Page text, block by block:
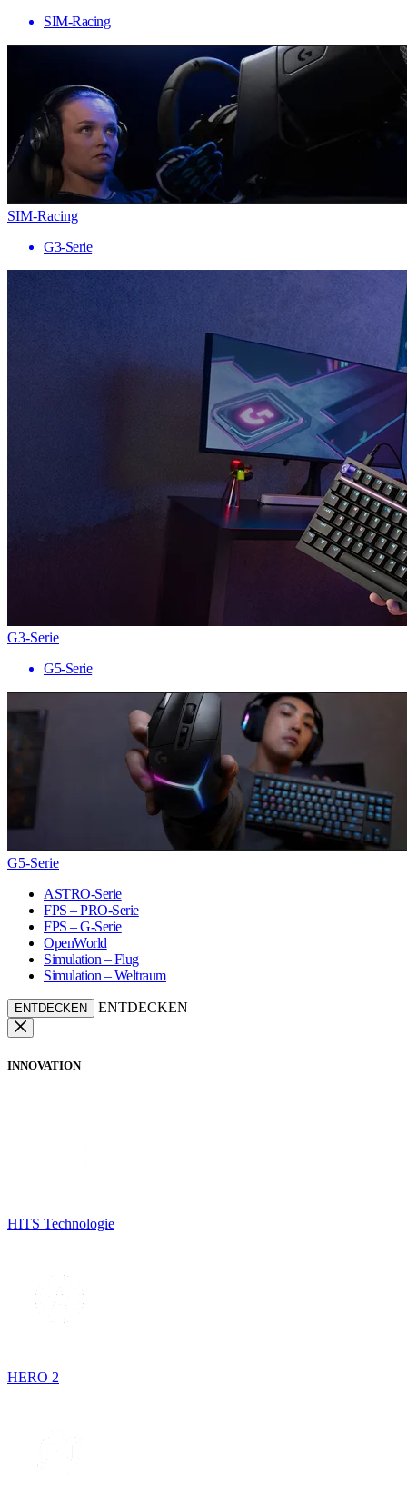
SIM-Racing
SIM-Racing
G3-Serie
G3-Serie
G5-Serie
G5-Serie
ASTRO-Serie
FPS – PRO-Serie
FPS – G-Serie
OpenWorld
Simulation – Flug
Simulation – Weltraum
ENTDECKEN ENTDECKEN
INNOVATION
HITS Technologie
HERO 2